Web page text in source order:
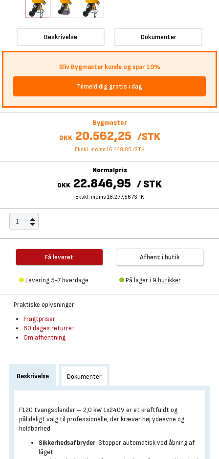
Beskrivelse Dokumenter
Bliv Bygmaster kunde og spar 10%
Tilmeld dig gratis i dag
Bygmaster
DKK 20.562,25 /STK
Ekskl. moms 16.449,80 /STK
Normalpris
DKK 22.846,95 /STK
Ekskl. moms 18.277,56 /STK
Få leveret
Levering 5-7 hverdage
Afhent i butik
På lager i 9 butikker
Praktiske oplysninger:
Fragtpriser
60 dages returret
Om afhentning
Beskrivelse Dokumenter
F120 tvangsblander – 2,0 kW 1x240V er et kraftfuldt og
pålideligt valg til professionelle, der kræver høj ydeevne og
holdbarhed.
Sikkerhedsafbryder: Stopper automatisk ved åbning af
låget